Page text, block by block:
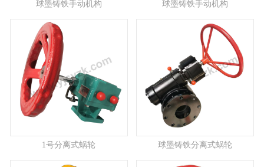
球墨铸铁手动机构 球墨铸铁手动机构
1号分离式蜗轮 球墨铸铁分离式蜗轮